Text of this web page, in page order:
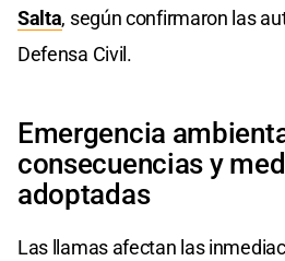
Salta, según confirmaron las
Defensa Civil.
Emergencia
consecuencias y
adoptadas
Las llamas afectan las